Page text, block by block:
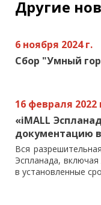
Другие
6 ноября 2024 г.
Сбор "Умный
16 февраля 2022
«iMALL
документацию
Вся
Эспланада,
в установленные